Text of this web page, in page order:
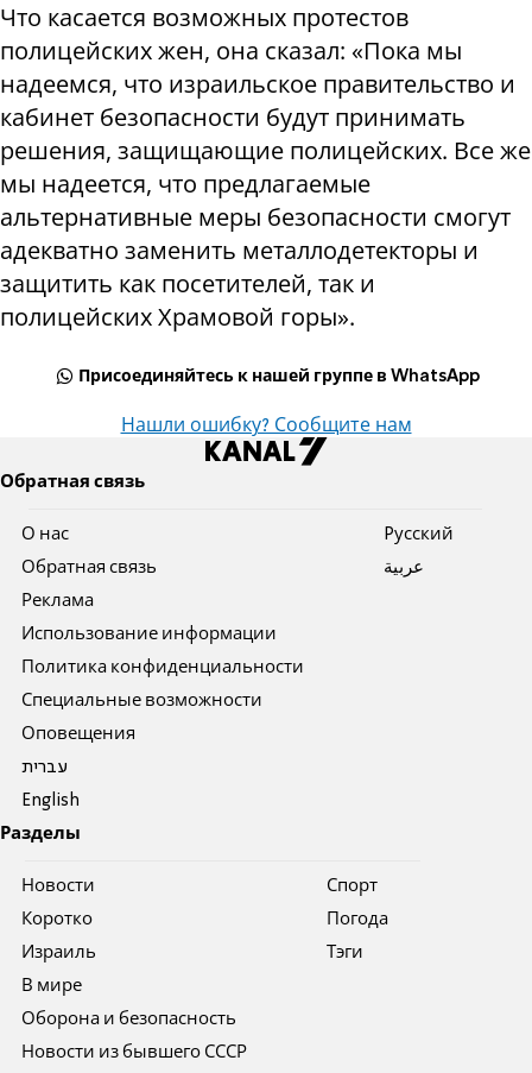
Что касается возможных протестов
полицейских жен, она сказал: «Пока мы
надеемся, что израильское правительство и
кабинет безопасности будут принимать
решения, защищающие полицейских. Все же
мы надеется, что предлагаемые
альтернативные меры безопасности смогут
адекватно заменить металлодетекторы и
защитить как посетителей, так и
полицейских Храмовой горы».
Присоединяйтесь к нашей группе в WhatsApp
Нашли ошибку? Сообщите нам
Обратная связь
О нас
Обратная связь
Реклама
Использование информации
Политика конфиденциальности
Специальные возможности
Оповещения
עברית
English
Pусский
عربية
Разделы
Новости
Коротко
Израиль
В мире
Оборона и безопасность
Новости из бывшего СССР
Спорт
Погода
Тэги